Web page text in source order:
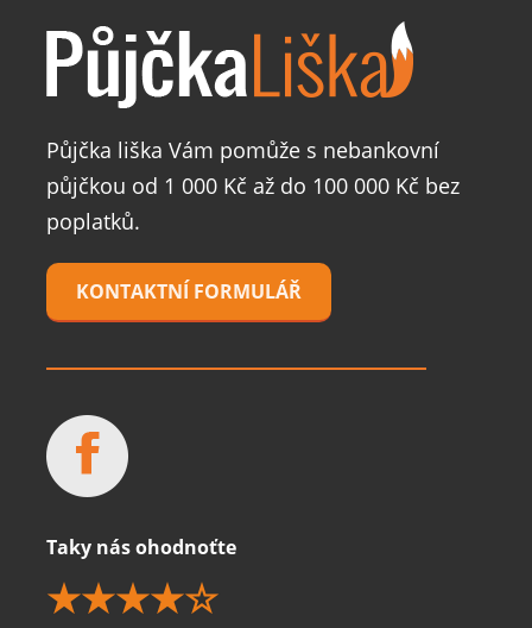
Půjčka liška Vám pomůže s nebankovní
půjčkou od 1 000 Kč až do 100 000 Kč bez
poplatků.
KONTAKTNÍ FORMULÁŘ
Taky nás ohodnoťte